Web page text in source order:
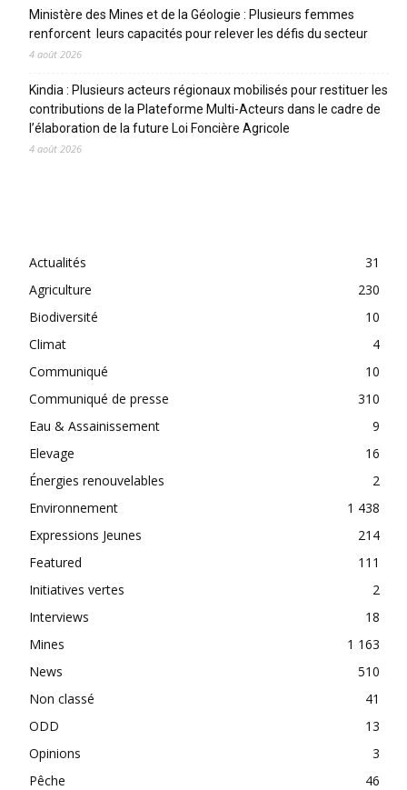
Ministère des Mines et de la Géologie : Plusieurs femmes
renforcent leurs capacités pour relever les défis du secteur
4 août 2026
Kindia : Plusieurs acteurs régionaux mobilisés pour restituer les
contributions de la Plateforme Multi-Acteurs dans le cadre de
l’élaboration de la future Loi Foncière Agricole
4 août 2026
Actualités
31
Agriculture
230
Biodiversité
10
Climat
4
Communiqué
10
Communiqué de presse
310
Eau & Assainissement
9
Elevage
16
Énergies renouvelables
2
Environnement
1 438
Expressions Jeunes
214
Featured
111
Initiatives vertes
2
Interviews
18
Mines
1 163
News
510
Non classé
41
ODD
13
Opinions
3
Pêche
46